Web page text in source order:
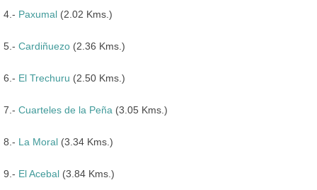
4.- Paxumal (2.02 Kms.)
5.- Cardiñuezo (2.36 Kms.)
6.- El Trechuru (2.50 Kms.)
7.- Cuarteles de la Peña (3.05 Kms.)
8.- La Moral (3.34 Kms.)
9.- El Acebal (3.84 Kms.)